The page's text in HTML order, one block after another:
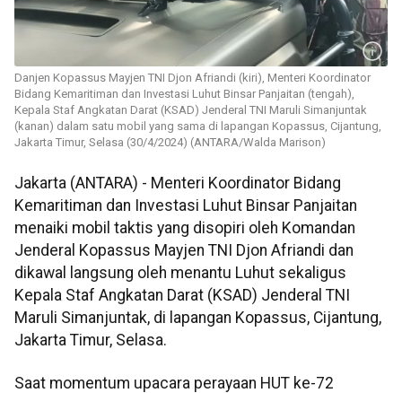
Danjen Kopassus Mayjen TNI Djon Afriandi (kiri), Menteri Koordinator
Bidang Kemaritiman dan Investasi Luhut Binsar Panjaitan (tengah),
Kepala Staf Angkatan Darat (KSAD) Jenderal TNI Maruli Simanjuntak
(kanan) dalam satu mobil yang sama di lapangan Kopassus, Cijantung,
Jakarta Timur, Selasa (30/4/2024) (ANTARA/Walda Marison)
Jakarta (ANTARA) - Menteri Koordinator Bidang
Kemaritiman dan Investasi Luhut Binsar Panjaitan
menaiki mobil taktis yang disopiri oleh Komandan
Jenderal Kopassus Mayjen TNI Djon Afriandi dan
dikawal langsung oleh menantu Luhut sekaligus
Kepala Staf Angkatan Darat (KSAD) Jenderal TNI
Maruli Simanjuntak, di lapangan Kopassus, Cijantung,
Jakarta Timur, Selasa.
Saat momentum upacara perayaan HUT ke-72